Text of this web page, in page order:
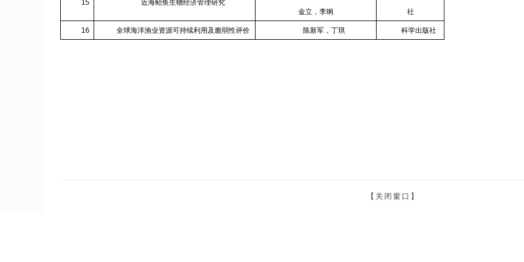
15
近海鲐鱼生物经济管理研究
金立，李纲
社
16 全球海洋渔业资源可持续利用及脆弱性评价 陈新军，丁琪 科学出版社
【关闭窗口】